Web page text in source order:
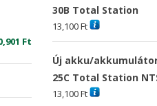
Ft Current
price
10,901 Ft
30B Total Station
13,100Ft
Új akku/
25C Total Station
13,100Ft